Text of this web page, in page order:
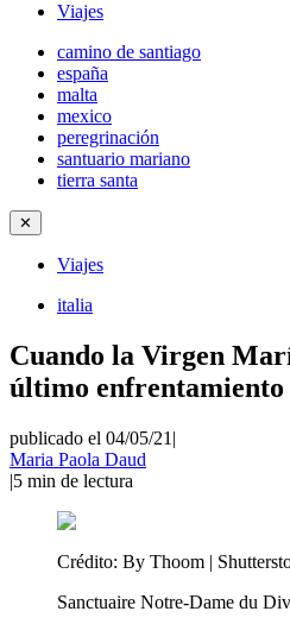
Viajes
camino de santiago
españa
malta
mexico
peregrinación
santuario mariano
tierra santa
✕
Viajes
italia
Cuando la Virgen
último enfrentamiento
publicado el 04/05/21 |
Maria Paola Daud
|5 min de lectura
Crédito: By Thoom |
Sanctuaire Notre-Dame du